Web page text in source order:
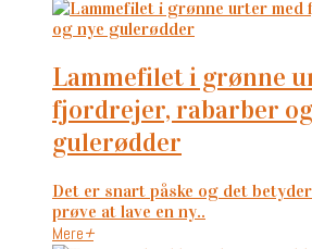
lammefilet i grønne urter med
fjordrejer, rabarber
gulerødder
Det er snart påske og det
prøve at lave en ny..
Mere+